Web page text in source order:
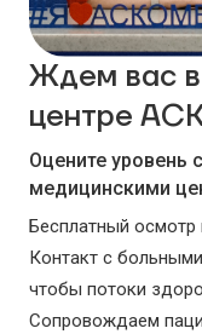
Ждем вас
центре
Оцените уровень
медицинскими
Бесплатный осмотр
Контакт с
чтобы потоки
Сопровождаем